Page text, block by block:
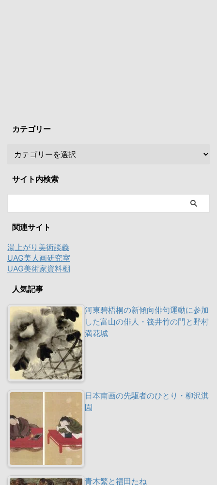
カテゴリー
サイト内検索
関連サイト
湯上がり美術談義
UAG美人画研究室
UAG美術家資料棚
人気記事
河東碧梧桐の新傾向俳句運動に参加
した富山の俳人・筏井竹の門と野村
満花城
日本南画の先駆者のひとり・柳沢淇
園
青木繁と福田たね